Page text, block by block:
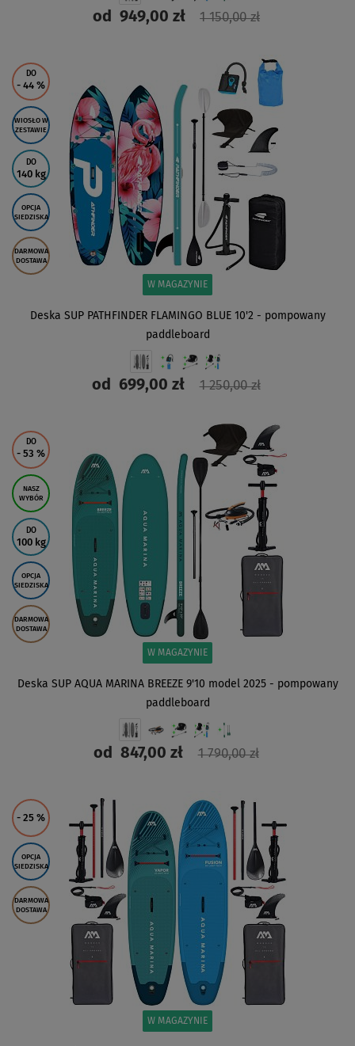
od 949,00 zł 1 150,00 zł
DO
- 44 %
WIOSŁO W
ZESTAWIE
DO
140 kg
OPCJA
SIEDZISKA
DARMOWA
DOSTAWA
W MAGAZYNIE
Deska SUP PATHFINDER FLAMINGO BLUE 10'2 - pompowany
paddleboard
od 699,00 zł 1 250,00 zł
DO
- 53 %
NASZ
WYBÓR
DO
100 kg
OPCJA
SIEDZISKA
DARMOWA
DOSTAWA
W MAGAZYNIE
Deska SUP AQUA MARINA BREEZE 9'10 model 2025 - pompowany
paddleboard
od847,00 zł 1 790,00 zł
- 25 %
OPCJA
SIEDZISKA
DARMOWA
DOSTAWA
W MAGAZYNIE